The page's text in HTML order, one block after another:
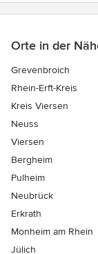
Orte in der
Grevenbroich
Rhein-Erft-Kreis
Kreis Viersen
Neuss
Viersen
Bergheim
Pulheim
Neubrück
Erkrath
Monheim am Rhein
Jülich